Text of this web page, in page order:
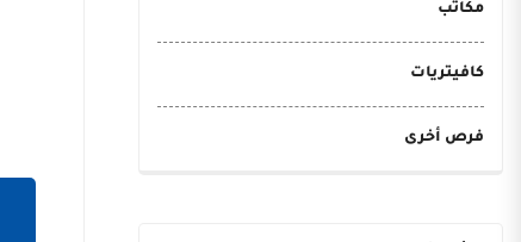
مكاتب
كافيتريات
فرص أخرى